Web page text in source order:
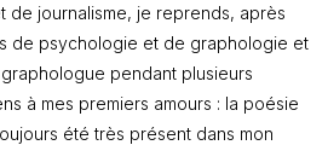
de journalisme, je reprends, après
de psychologie et de graphologie et
pendant plusieurs
à mes premiers amours : la poésie
été très présent dans mon